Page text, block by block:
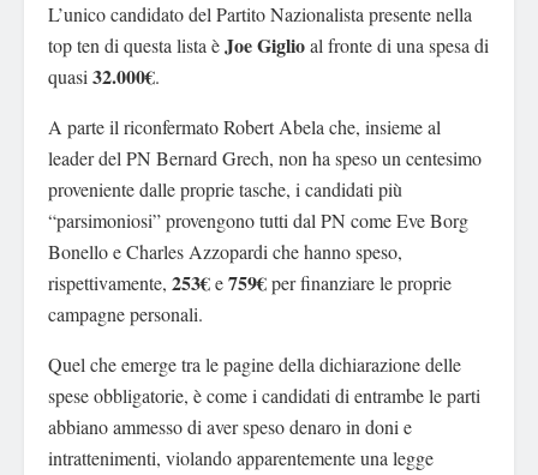
L’unico candidato del Partito Nazionalista presente nella
top ten di questa lista èJoe Giglioal fronte di una spesa di
quasi 32.000€.
A parte il riconfermato Robert Abela che, insieme al
leader del PN Bernard Grech, non ha speso un centesimo
proveniente dalle proprie tasche, i candidati più
“parsimoniosi” provengono tutti dal PN come Eve Borg
Bonello e Charles Azzopardi che hanno speso,
rispettivamente, 253€e759€per finanziare le proprie
campagne personali.
Quel che emerge tra le pagine della dichiarazione delle
spese obbligatorie, è come i candidati di entrambe le parti
abbiano ammesso di aver speso denaro in doni e
intrattenimenti, violando apparentemente una legge